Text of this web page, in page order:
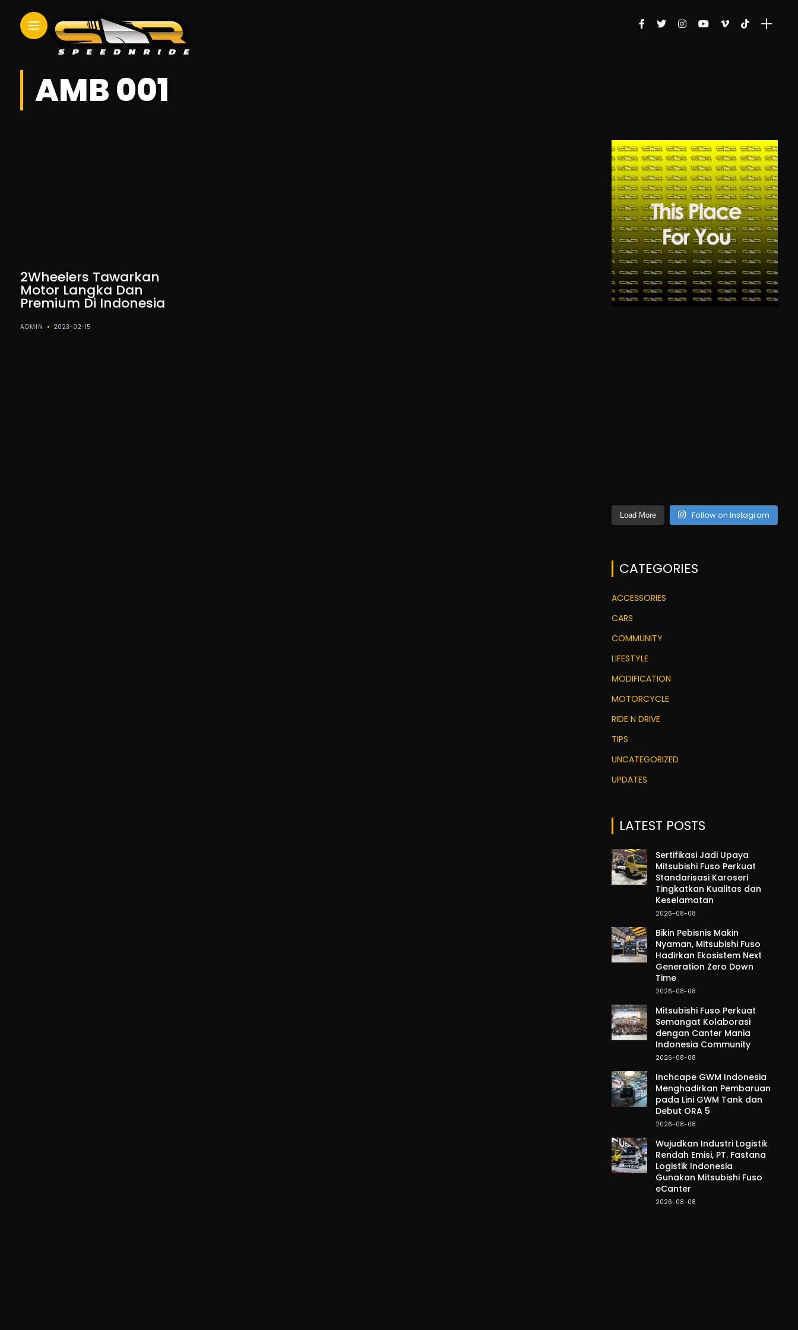
AMB 001
2Wheelers Tawarkan
Motor Langka Dan
Premium Di Indonesia
ADMIN 2023-02-15
Load More Follow on Instagram
CATEGORIES
ACCESSORIES
CARS
COMMUNITY
LIFESTYLE
MODIFICATION
MOTORCYCLE
RIDE N DRIVE
TIPS
UNCATEGORIZED
UPDATES
LATEST POSTS
Sertifikasi Jadi Upaya
Mitsubishi Fuso Perkuat
Standarisasi Karoseri
Tingkatkan Kualitas dan
Keselamatan
2026-08-08
Bikin Pebisnis Makin
Nyaman, Mitsubishi Fuso
Hadirkan Ekosistem Next
Generation Zero Down
Time
2026-08-08
Mitsubishi Fuso Perkuat
Semangat Kolaborasi
dengan Canter Mania
Indonesia Community
2026-08-08
Inchcape GWM Indonesia
Menghadirkan Pembaruan
pada Lini GWM Tank dan
Debut ORA 5
2026-08-08
Wujudkan Industri Logistik
Rendah Emisi, PT. Fastana
Logistik Indonesia
Gunakan Mitsubishi Fuso
eCanter
2026-08-08